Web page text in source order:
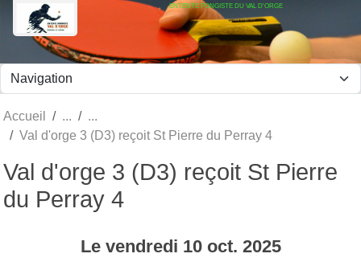
ENTENTE PONGISTE DU VAL D'ORGE
Accueil
Val d'orge 3 (D3) reçoit St Pierre du Perray 4
Val d'orge 3 (D3) reçoit St Pierre
du Perray 4
Le vendredi 10 oct. 2025
Panneau de gestion des cookies